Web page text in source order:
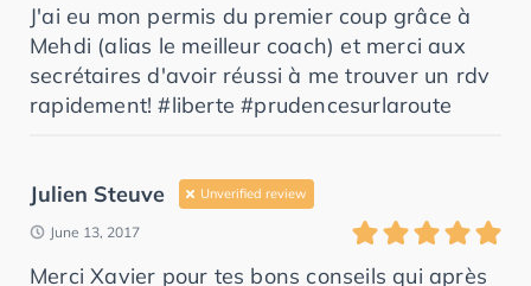
J'ai eu mon permis du premier coup grâce à
Mehdi (alias le meilleur coach) et merci aux
secrétaires d'avoir réussi à me trouver un rdv
rapidement! #liberte #prudencesurlaroute
Julien Steuve Unverified review
June 13, 2017
Merci Xavier pour tes bons conseils qui après